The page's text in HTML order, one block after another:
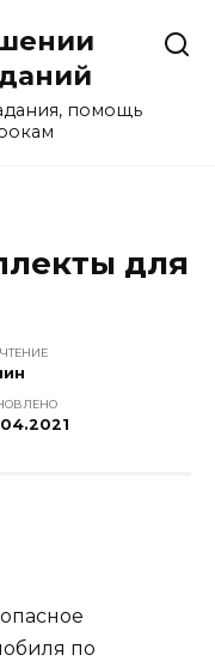
помощь
для
по